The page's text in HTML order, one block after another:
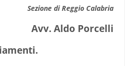
Sezione di Reggio Calabria
Avv. Aldo Porcelli